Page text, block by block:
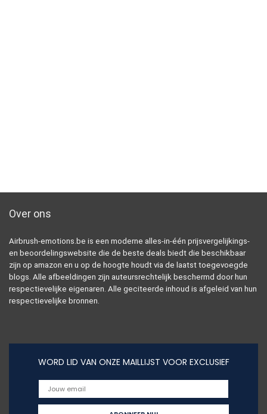
Over ons
Airbrush-emotions.be is een moderne alles-in-één prijsvergelijkings-
en beoordelingswebsite die de beste deals biedt die beschikbaar
zijn op amazon en u op de hoogte houdt via de laatst toegevoegde
blogs. Alle afbeeldingen zijn auteursrechtelijk beschermd door hun
respectievelijke eigenaren. Alle geciteerde inhoud is afgeleid van hun
respectievelijke bronnen.
WORD LID VAN ONZE MAILLIJST VOOR EXCLUSIEF